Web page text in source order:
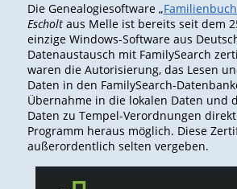
Die Genealogiesoftware „
Escholtaus Melle ist bereits seit dem
einzige Windows-Software aus
Datenaustausch mit FamilySearch
waren die Autorisierung, das Lesen
Daten in den FamilySearch-
Übernahme in die lokalen Daten und
Daten zu Tempel-Verordnungen
Programm heraus möglich. Diese
außerordentlich selten vergeben.